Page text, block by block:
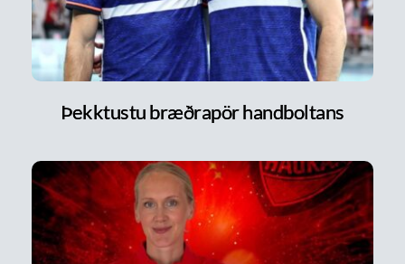
Þekktustu bræðrapör handboltans